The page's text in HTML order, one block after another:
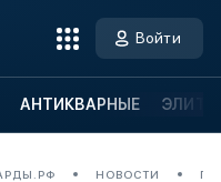
Войти
АНТИКВАРНЫЕ
НОВОСТИ